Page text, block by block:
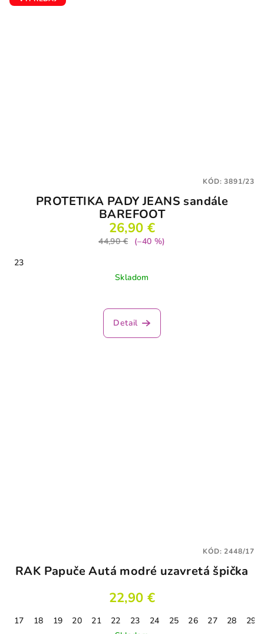
PROTETIKA PADY JEANS sandále
BAREFOOT
26,90 €
44,90 €
(–40 %)
23
Skladom
Detail
KÓD:3891/23
RAK Papuče Autá modré uzavretá špička
22,90 €
17 18 19 20 21 22 23 24 25 26 27 28
29
KÓD:2448/17